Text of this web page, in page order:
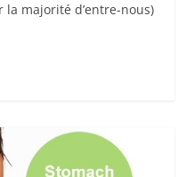
la majorité d’entre-nous)